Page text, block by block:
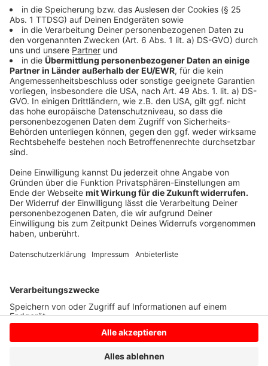
Umkleidekabinen untergebracht werden können." Das
Schwimmbad kann sechs Meter lang sein, der Boden
mit Tiefen und Senken verändert werden. Die
Container kommen auf Sattelschlepper und sollen
schließlich alle sechs Wochen den Standort wechseln.
Generell ist geplant, dass es ab Herbst losgehen soll.
Das Projekt kostet rund drei Millionen Euro kosten und
ist erstmal auf zwei Jahre begrenzt. In dieser Zeit will
man erste Erfahrungen sammeln. Für Kinder und
Jugendliche soll alles kostenlos sein.
Autor: Jose Narciandi
Anzeige
Anzeige